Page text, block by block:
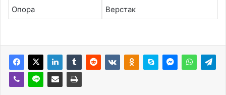
Опора Верстак